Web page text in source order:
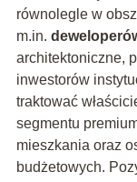
równolegle w
m.in.
architektoniczne,
inwestorów
traktować
segmentu
mieszkania oraz
budżetowych.